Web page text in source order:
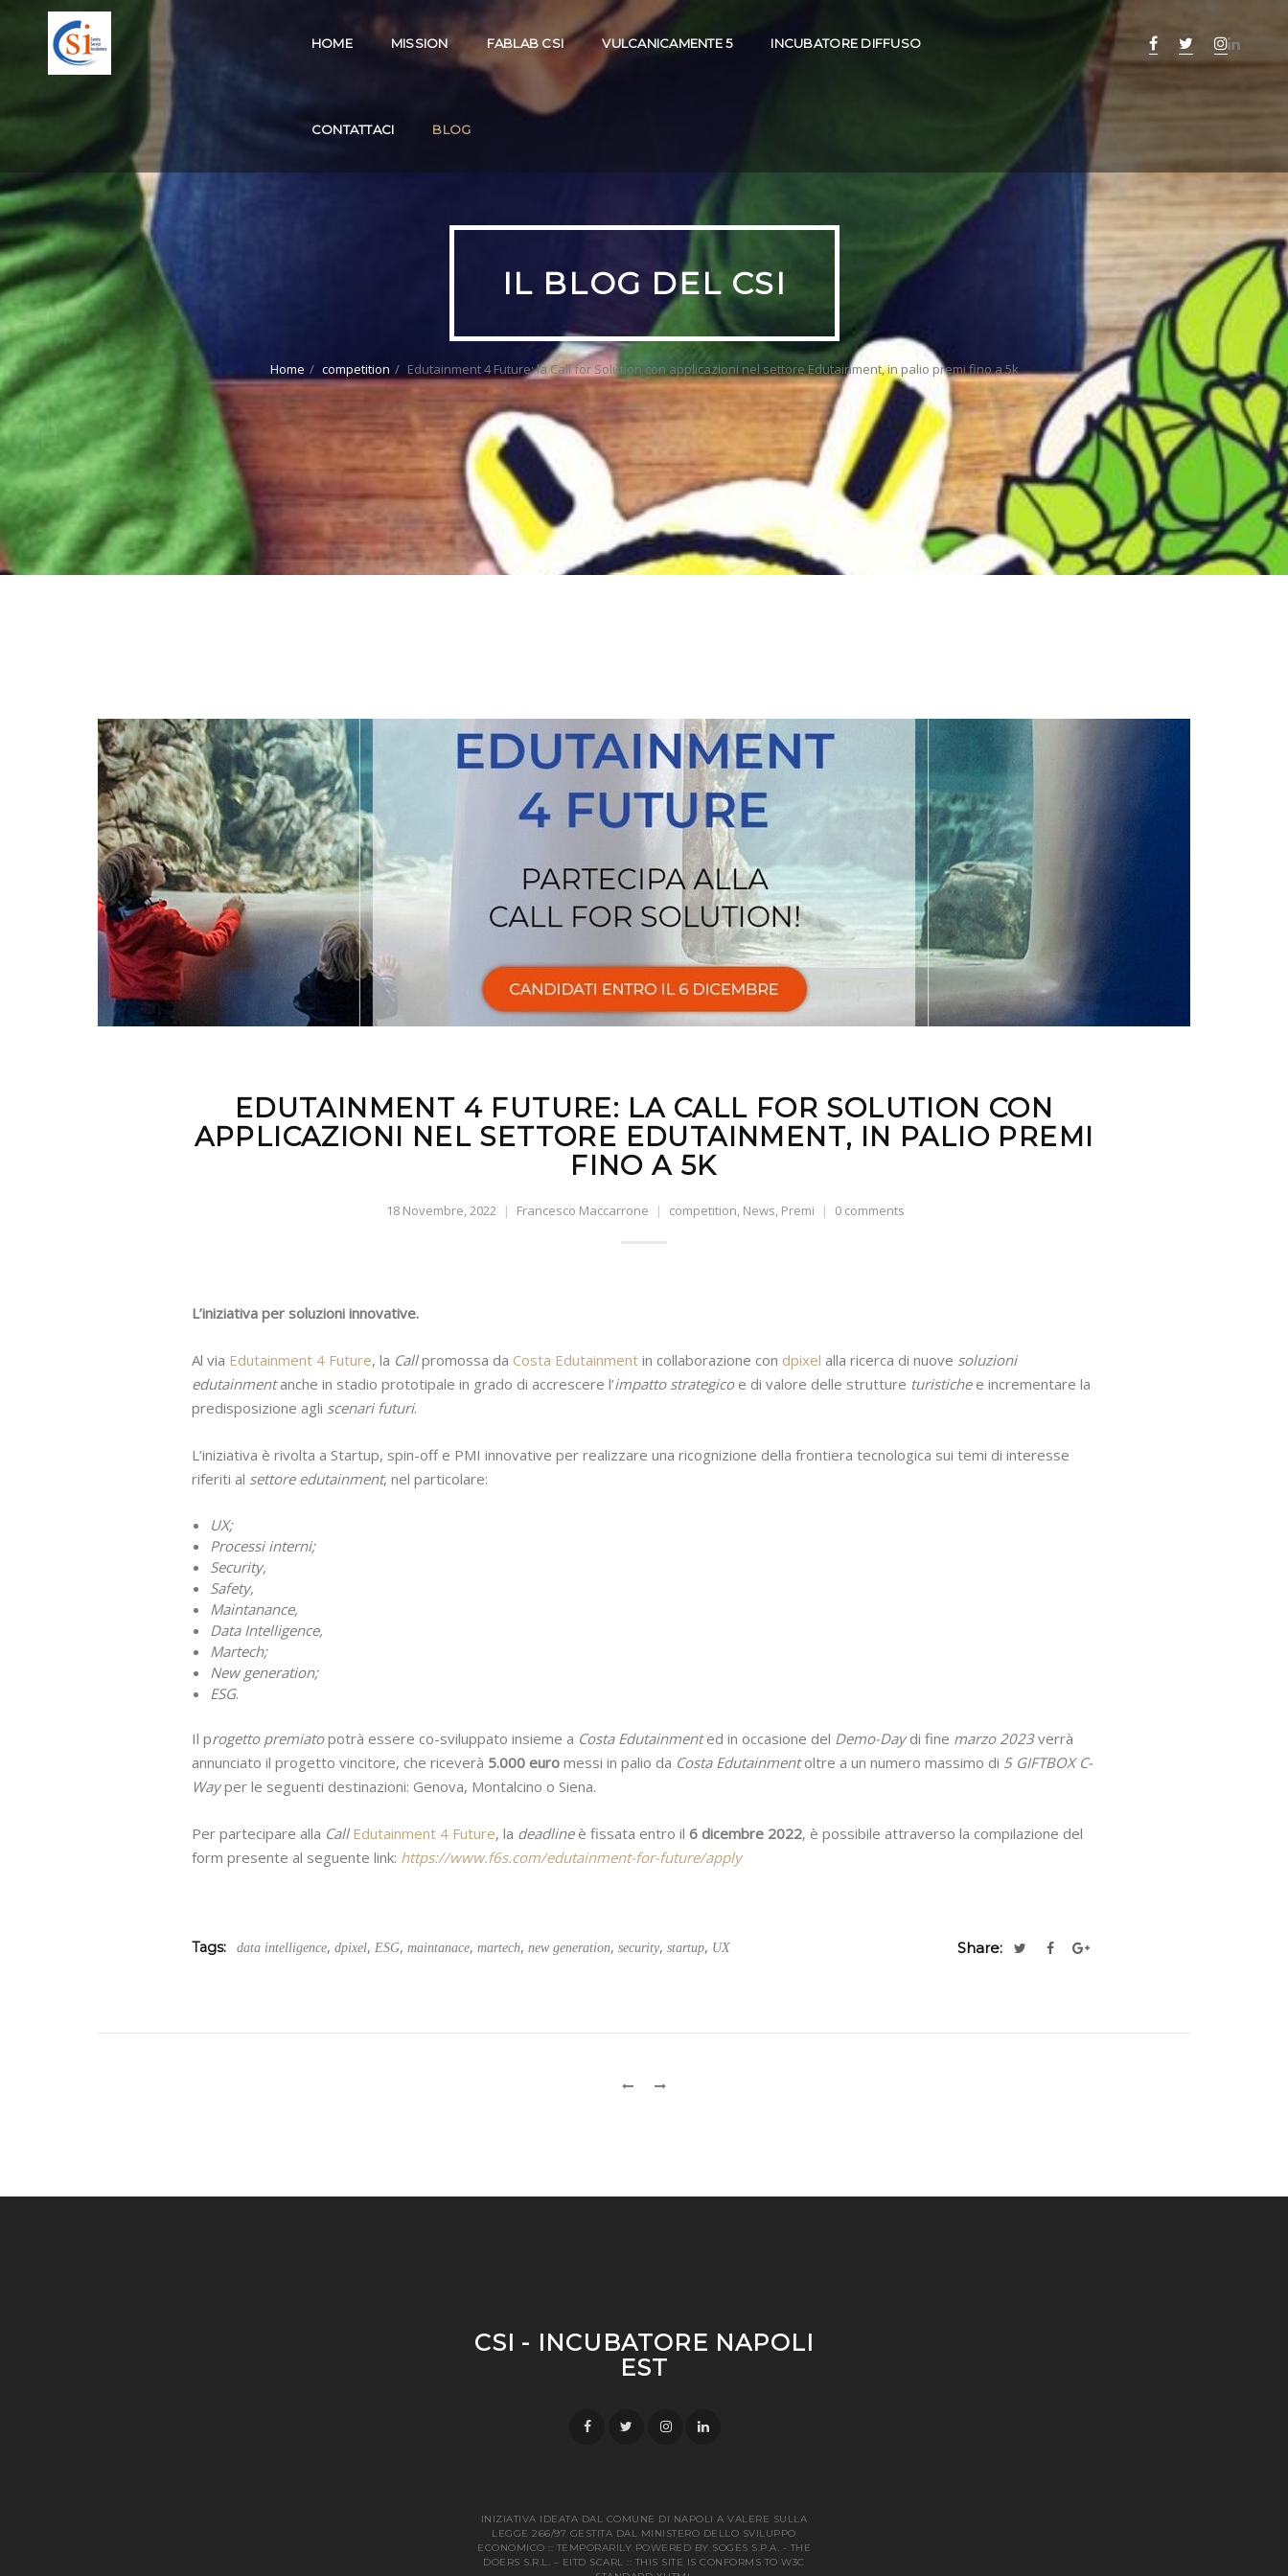
HOME MISSION FABLAB CSI VULCANICAMENTE 5 INCUBATORE DIFFUSO
CONTATTACI BLOG
IL BLOG DEL CSI
Home competition Edutainment 4 Future: la Call for Solution con applicazioni nel settore Edutainment, in palio premi fino a 5k
EDUTAINMENT 4 FUTURE: LA CALL FOR SOLUTION CON
APPLICAZIONI NEL SETTORE EDUTAINMENT, IN PALIO PREMI
FINO A 5K
18 Novembre, 2022 Francesco Maccarrone competition, News, Premi 0 comments
L’iniziativa per soluzioni innovative.
Al via Edutainment 4 Future, la Callpromossa da Costa Edutainmentin collaborazione con dpixel alla ricerca di nuove soluzioni
edutainmentanche in stadio prototipale in grado di accrescere l’impatto strategico e di valore delle strutture turistichee incrementare la
predisposizione agli scenari futuri.
L’iniziativa è rivolta a Startup, spin-off e PMI innovative per realizzare una ricognizione della frontiera tecnologica sui temi di interesse
riferiti al settore edutainment, nel particolare:
UX;
Processi interni;
Security,
Safety,
Maintanance,
Data Intelligence,
Martech;
New generation;
ESG.
Il progetto premiatopotrà essere co-sviluppato insieme a Costa Edutainmented in occasione del Demo-Daydi fine marzo 2023verrà
annunciato il progetto vincitore, che riceverà 5.000 euromessi in palio da Costa Edutainmentoltre a un numero massimo di 5 GIFTBOX C-
Wayper le seguenti destinazioni: Genova, Montalcino o Siena.
Per partecipare alla Call Edutainment 4 Future, la deadlineè fissata entro il 6 dicembre 2022, è possibile attraverso la compilazione del
form presente al seguente link: https://www.f6s.com/edutainment-for-future/apply
Tags: data intelligence, dpixel, ESG, maintanace, martech, new generation, security, startup, UX Share:
CSI - INCUBATORE NAPOLI
EST
INIZIATIVA IDEATA DAL COMUNE DI NAPOLI A VALERE SULLA
LEGGE 266/97 GESTITA DAL MINISTERO DELLO SVILUPPO
ECONOMICO :: TEMPORARILY POWERED BY SOGES S.P.A. - THE
DOERS S.R.L. – EITD SCARL :: THIS SITE IS CONFORMS TO W3C